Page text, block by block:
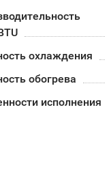
охлаждения
обогрева
исполнения